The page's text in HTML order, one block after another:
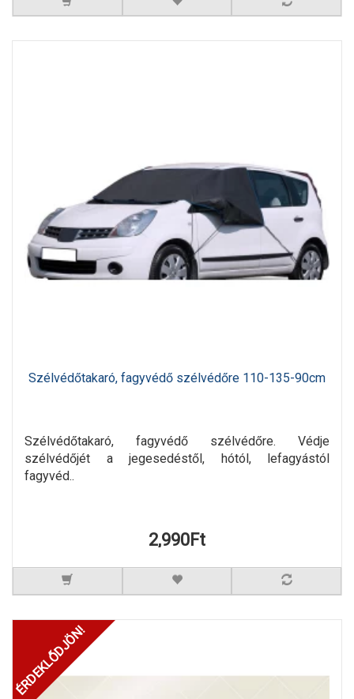
Szélvédőtakaró, fagyvédő szélvédőre 110-135-90cm
Szélvédőtakaró, fagyvédő szélvédőre. Védje
szélvédőjét a jegesedéstől, hótól, lefagyástól
fagyvéd..
2,990Ft
ÉRDEKLŐDJÖN!